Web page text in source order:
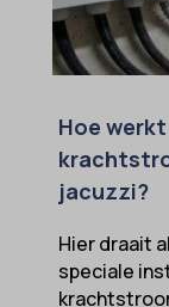
Hoe
jacuzzi?
Hier draait
speciale